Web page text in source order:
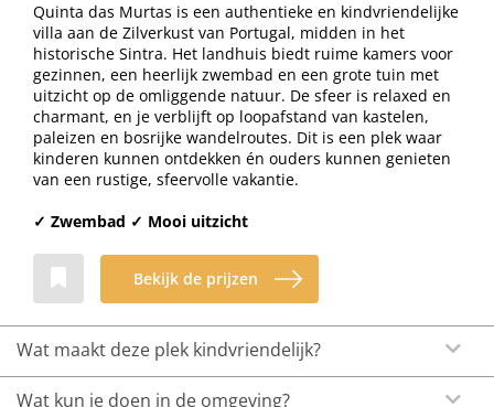
Quinta das Murtas is een authentieke en kindvriendelijke
villa aan de Zilverkust van Portugal, midden in het
historische Sintra. Het landhuis biedt ruime kamers voor
gezinnen, een heerlijk zwembad en een grote tuin met
uitzicht op de omliggende natuur. De sfeer is relaxed en
charmant, en je verblijft op loopafstand van kastelen,
paleizen en bosrijke wandelroutes. Dit is een plek waar
kinderen kunnen ontdekken én ouders kunnen genieten
van een rustige, sfeervolle vakantie.
✓ Zwembad ✓ Mooi uitzicht
Bekijk de prijzen
Wat maakt deze plek kindvriendelijk?
Wat kun je doen in de omgeving?